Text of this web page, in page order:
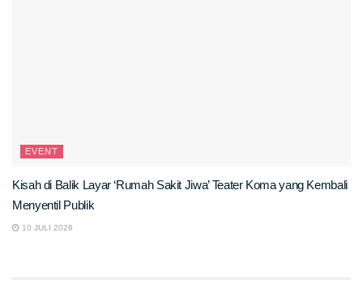
EVENT
Kisah di Balik Layar ‘Rumah Sakit Jiwa’ Teater Koma yang Kembali
Menyentil Publik
10 JULI 2026